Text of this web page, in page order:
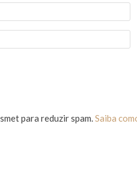
para reduzir spam.Saiba